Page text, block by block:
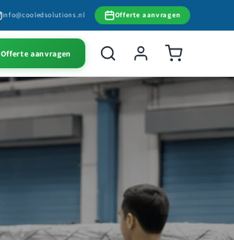
info@cooledsolutions.nl Offerte aanvragen
Offerte aanvragen